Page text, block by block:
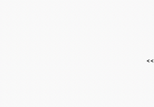
<<